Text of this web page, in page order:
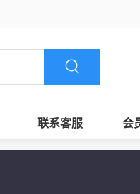
联系客服 会